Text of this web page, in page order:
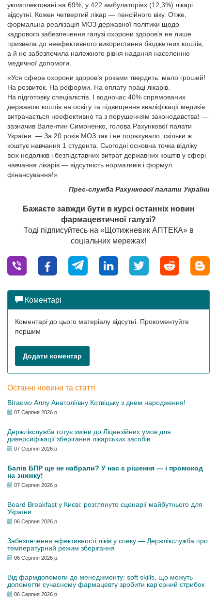
укомплектовані на 69%, у 422 амбулаторіях (12,3%) лікарі
відсутні. Кожен четвертий лікар — пенсійного віку. Отже,
формальна реалізація МОЗ державної політики щодо
кадрового забезпечення галузі охорони здоров’я не лише
призвела до неефективного використання бюджетних коштів,
а й не забезпечила належного рівня надання населенню
медичної допомоги.
«Уся сфера охорони здоров’я роками твердить: мало грошей!
На розвиток. На реформи. На оплату праці лікарів.
На підготовку спеціалістів. І водночас 40% спрямованих
державою коштів на освіту та підвищення кваліфікації медиків
витрачається неефективно та з порушенням законодавства! —
зазначив Валентин Симоненко, голова Рахункової палати
України. — За 20 років МОЗ так і не порахувало, скільки ж
коштує навчання 1 студента. Сьогодні основна точка відліку
всіх недоліків і безпідставних витрат державних коштів у сфері
навчання лікарів — відсутність нормативів і формул
фінансування!»
Прес-служба Рахункової палати України
Бажаєте завжди бути в курсі останніх новин
фармацевтичної галузі?
Тоді підписуйтесь на «Щотижневик АПТЕКА» в
соціальних мережах!
Коментарі
Коментарі до цього матеріалу відсутні. Прокоментуйте
першим
Додати коментар
Останні новини та статті
Вітаємо Аллу Анатоліївну Котвіцьку з днем народження!
07 Серпня 2026 р.
Держлікслужба готує зміни до Ліцензійних умов для
диверсифікації зберігання лікарських засобів
07 Серпня 2026 р.
Балів БПР ще не набрали? У нас є рішення — і промокод
на знижку!
07 Серпня 2026 р.
Board Breakfast у Києві: розглянуто сценарії майбутнього для
України
06 Серпня 2026 р.
Забезпечення ефективності ліків у спеку — Держлікслужба про
температурний режим зберігання
06 Серпня 2026 р.
Від фармдопомоги до менеджменту: soft skills, що можуть
допомогти сучасному фармацевту зробити кар’єрний стрибок
06 Серпня 2026 р.